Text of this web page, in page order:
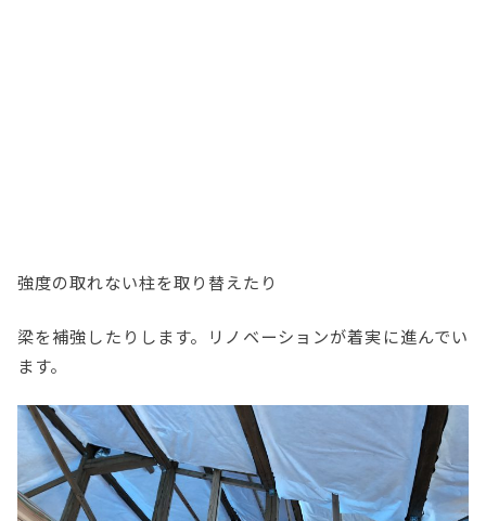
強度の取れない柱を取り替えたり
梁を補強したりします。リノベーションが着実に進んでい
ます。